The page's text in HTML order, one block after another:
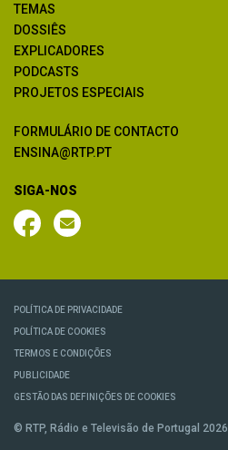
TEMAS
DOSSIÊS
EXPLICADORES
PODCASTS
PROJETOS ESPECIAIS
FORMULÁRIO DE CONTACTO
ENSINA@RTP.PT
SIGA-NOS
POLÍTICA DE PRIVACIDADE
POLÍTICA DE COOKIES
TERMOS E CONDIÇÕES
PUBLICIDADE
GESTÃO DAS DEFINIÇÕES DE COOKIES
© RTP, Rádio e Televisão de Portugal 2026